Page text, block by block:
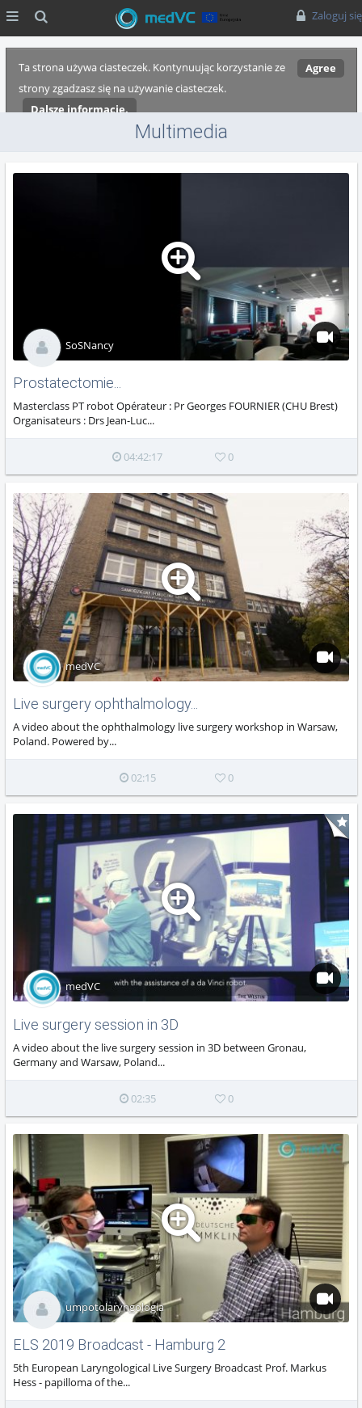
Zaloguj się
Agree
Ta strona używa ciasteczek. Kontynuując korzystanie ze
strony zgadzasz się na używanie ciasteczek.
Dalsze informacje.
Multimedia
Prostatectomie...
Masterclass PT robot Opérateur : Pr Georges FOURNIER (CHU Brest)
Organisateurs : Drs Jean-Luc...
SoSNancy
04:42:17 0
Live surgery ophthalmology...
A video about the ophthalmology live surgery workshop in Warsaw,
Poland. Powered by...
medVC
02:15 0
Live surgery session in 3D
A video about the live surgery session in 3D between Gronau,
Germany and Warsaw, Poland...
medVC
02:35 0
ELS 2019 Broadcast - Hamburg 2
5th European Laryngological Live Surgery Broadcast Prof. Markus
Hess - papilloma of the...
umpotolaryngologia